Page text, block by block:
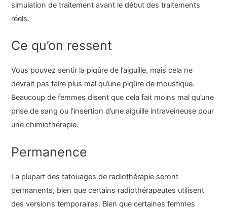
simulation de traitement avant le début des traitements
réels.
Ce qu’on ressent
Vous pouvez sentir la piqûre de l’aiguille, mais cela ne
devrait pas faire plus mal qu’une piqûre de moustique.
Beaucoup de femmes disent que cela fait moins mal qu’une
prise de sang ou l’insertion d’une aiguille intraveineuse pour
une chimiothérapie.
Permanence
La plupart des tatouages de radiothérapie seront
permanents, bien que certains radiothérapeutes utilisent
des versions temporaires. Bien que certaines femmes